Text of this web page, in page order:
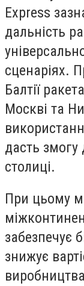
Express
дальність
сценаріях.
Балтії
Москві та
дасть змогу
столиці.
При цьому
забезпечує
знижує